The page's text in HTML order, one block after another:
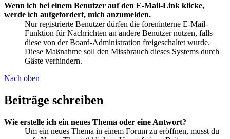
Wenn ich bei einem Benutzer auf den E-Mail-Link klicke,
werde ich aufgefordert, mich anzumelden.
Nur registrierte Benutzer dürfen die foreninterne E-Mail-
Funktion für Nachrichten an andere Benutzer nutzen, falls
diese von der Board-Administration freigeschaltet wurde.
Diese Maßnahme soll den Missbrauch dieses Systems durch
Gäste verhindern.
Nach oben
Beiträge schreiben
Wie erstelle ich ein neues Thema oder eine Antwort?
Um ein neues Thema in einem Forum zu eröffnen, musst du